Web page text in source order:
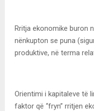
Rritja ekonomike buron
nënkupton se puna
produktive, në terma
Orientimi i kapitaleve të
faktor që “fryn” rritjen